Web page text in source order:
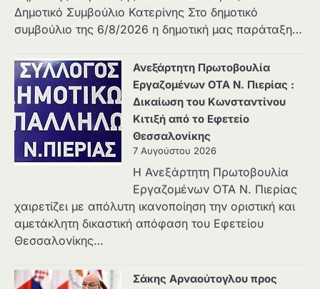
Δημοτικό Συμβούλιο Κατερίνης Στο δημοτικό
συμβούλιο της 6/8/2026 η δημοτική μας παράταξη…
Ανεξάρτητη Πρωτοβουλία
Εργαζομένων ΟΤΑ Ν. Πιερίας :
Δικαίωση του Κωνσταντίνου
Κιτιξή από το Εφετείο
Θεσσαλονίκης
7 Αυγούστου 2026
Η Ανεξάρτητη Πρωτοβουλία
Εργαζομένων ΟΤΑ Ν. Πιερίας
χαιρετίζει με απόλυτη ικανοποίηση την οριστική και
αμετάκλητη δικαστική απόφαση του Εφετείου
Θεσσαλονίκης…
Σάκης Αρναούτογλου προς